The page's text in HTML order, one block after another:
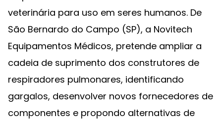
veterinária para uso em seres humanos. De
São Bernardo do Campo (SP), a Novitech
Equipamentos Médicos, pretende ampliar a
cadeia de suprimento dos construtores de
respiradores pulmonares, identificando
gargalos, desenvolver novos fornecedores de
componentes e propondo alternativas de